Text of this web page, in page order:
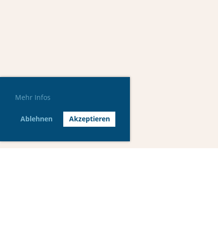
Mehr Infos
Ablehnen Akzeptieren